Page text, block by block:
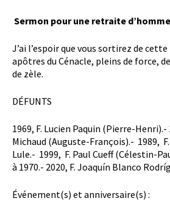
Sermon pour une retraite
J’ai l’espoir que vous sortirez de
apôtres du Cénacle, pleins de force,
de zèle.
DÉFUNTS
1969, F. Lucien Paquin (Pierre-Henri).-
Michaud (Auguste-François).- 1989,
Lule.- 1999, F. Paul Cueff (Célestin-
à 1970.- 2020, F. Joaquín Blanco
Événement(s) et anniversaire(s) :